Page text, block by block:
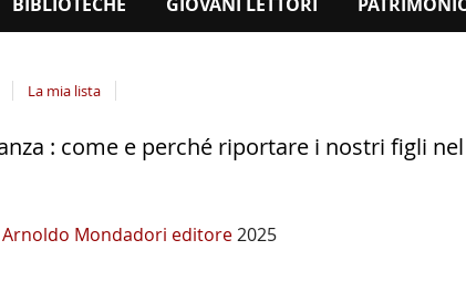
La mia lista
: come e perché riportare i nostri figli nel
Arnoldo Mondadori editore2025